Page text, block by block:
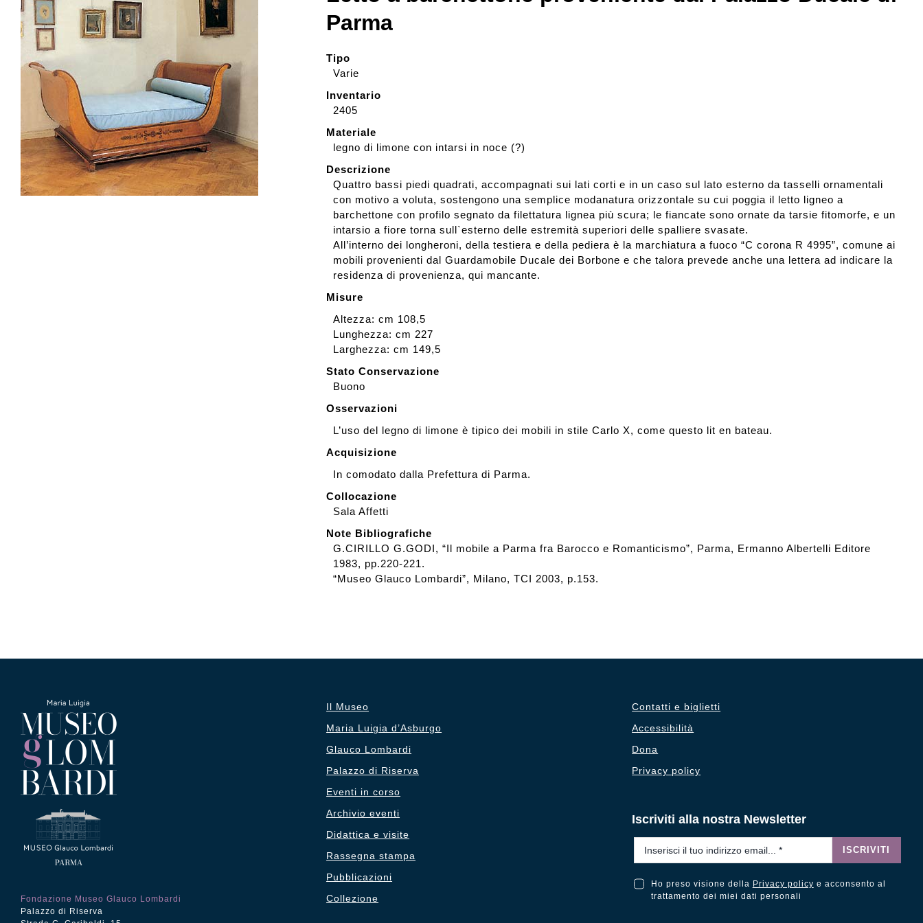
Sala Maria Luigia
Parma
Tipo
Varie
Inventario
2405
Materiale
legno di limone con intarsi in noce (?)
Descrizione
Quattro bassi piedi quadrati, accompagnati sui lati corti e in un caso sul lato esterno da tasselli ornamentali
con motivo a voluta, sostengono una semplice modanatura orizzontale su cui poggia il letto ligneo a
barchettone con profilo segnato da filettatura lignea più scura; le fiancate sono ornate da tarsie fitomorfe, e un
intarsio a fiore torna sull`esterno delle estremità superiori delle spalliere svasate.
All’interno dei longheroni, della testiera e della pediera è la marchiatura a fuoco “C corona R 4995”, comune ai
mobili provenienti dal Guardamobile Ducale dei Borbone e che talora prevede anche una lettera ad indicare la
residenza di provenienza, qui mancante.
Misure
Altezza: cm 108,5
Lunghezza: cm 227
Larghezza: cm 149,5
Stato Conservazione
Buono
Osservazioni
L’uso del legno di limone è tipico dei mobili in stile Carlo X, come questo lit en bateau.
Acquisizione
In comodato dalla Prefettura di Parma.
Collocazione
Sala Affetti
Note Bibliografiche
G.CIRILLO G.GODI, “Il mobile a Parma fra Barocco e Romanticismo”, Parma, Ermanno Albertelli Editore
1983, pp.220-221.
“Museo Glauco Lombardi”, Milano, TCI 2003, p.153.
Fondazione Museo Glauco Lombardi
Palazzo di Riserva
Il Museo
Maria Luigia d’Asburgo
Glauco Lombardi
Palazzo di Riserva
Eventi in corso
Archivio eventi
Didattica e visite
Rassegna stampa
Pubblicazioni
Collezione
Contatti e biglietti
Accessibilità
Dona
Privacy policy
Iscriviti alla nostra Newsletter
ISCRIVITI
Ho preso visione della Privacy policy e acconsento al
trattamento dei miei dati personali